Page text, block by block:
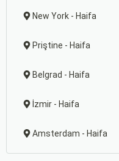
New York - Haifa
Priştine - Haifa
Belgrad - Haifa
İzmir - Haifa
Amsterdam - Haifa